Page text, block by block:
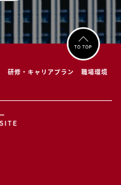
研修・キャリアプラン
職場環境